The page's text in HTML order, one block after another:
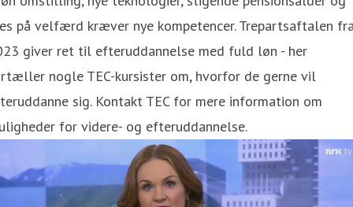
på velfærd kræver nye kompetencer. Trepartsaftalen
giver ret til efteruddannelse med fuld løn - her
nogle TEC-kursister om, hvorfor de gerne vil
sig. Kontakt TEC for mere information om
for videre- og efteruddannelse.